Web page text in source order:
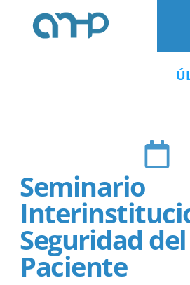
Seminario
Seguridad del
Paciente